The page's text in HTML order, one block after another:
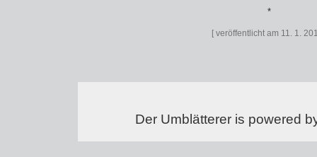
*
[ veröffentlicht am 11. 1.
Der Umblätterer is powered